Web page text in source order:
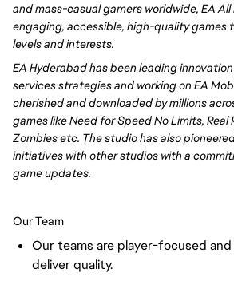
and mass-casual gamers worldwide, EA
engaging, accessible, high-quality games
levels and interests.
EA Hyderabad has been leading
services strategies and working on EA
cherished and downloaded by millions
games like Need for Speed No Limits, Real
Zombies etc. The studio has also
initiatives with other studios with a
game updates.
Our Team
Our teams are player-focused
deliver quality.